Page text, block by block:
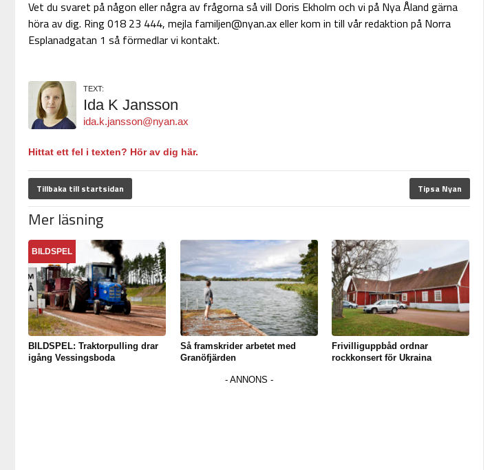
Vet du svaret på någon eller några av frågorna så vill Doris Ekholm och vi på Nya Åland gärna
höra av dig. Ring 018 23 444, mejla familjen@nyan.ax eller kom in till vår redaktion på Norra
Esplanadgatan 1 så förmedlar vi kontakt.
TEXT:
Ida K Jansson
ida.k.jansson@nyan.ax
Hittat ett fel i texten? Hör av dig här.
Tillbaka till startsidan Tipsa Nyan
Mer läsning
BILDSPEL
BILDSPEL: Traktorpulling drar
igång Vessingsboda
Så framskrider arbetet med
Granöfjärden
Frivilliguppbåd ordnar
rockkonsert för Ukraina